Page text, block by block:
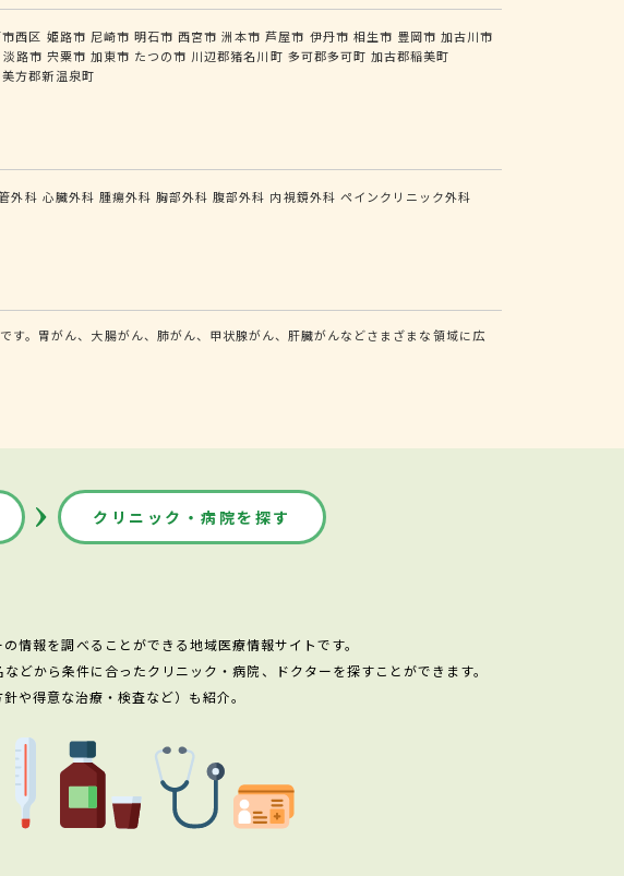
西区 姫路市 尼崎市 明石市 西宮市 洲本市 芦屋市 伊丹市 相生市 豊岡市 加古川市
淡路市 宍粟市 加東市 たつの市 川辺郡猪名川町 多可郡多可町 加古郡稲美町
美方郡新温泉町
外科 心臓外科 腫瘍外科 胸部外科 腹部外科 内視鏡外科 ペインクリニック外科
。胃がん、大腸がん、肺がん、甲状腺がん、肝臓がんなどさまざまな領域に広
クリニック・病院を探す
情報を調べることができる地域医療情報サイトです。
から条件に合ったクリニック・病院、ドクターを探すことができます。
や得意な治療・検査など）も紹介。